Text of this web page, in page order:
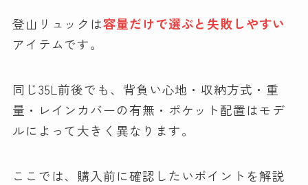
登山リュックは容量だけで選ぶと失敗しやすい
アイテムです。
同じ35L前後でも、背負い心地・収納方式・重
量・レインカバーの有無・ポケット配置はモデ
ルによって大きく異なります。
ここでは、購入前に確認したいポイントを解説